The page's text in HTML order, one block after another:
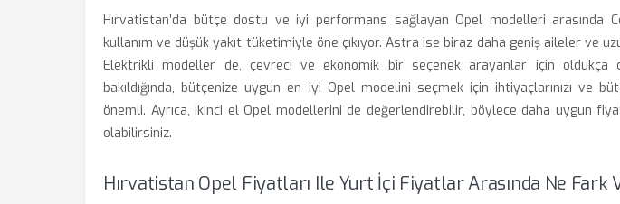
Hırvatistan’da bütçe dostu ve iyi performans sağlayan Opel modelleri arasında
kullanım ve düşük yakıt tüketimiyle öne çıkıyor. Astra ise biraz daha geniş aileler ve
Elektrikli modeller de, çevreci ve ekonomik bir seçenek arayanlar için oldukça
bakıldığında, bütçenize uygun en iyi Opel modelini seçmek için ihtiyaçlarınızı ve
önemli. Ayrıca, ikinci el Opel modellerini de değerlendirebilir, böylece daha uygun
olabilirsiniz.
Hırvatistan Opel Fiyatları Ile Yurt İçi Fiyatlar Arasında Ne Fark